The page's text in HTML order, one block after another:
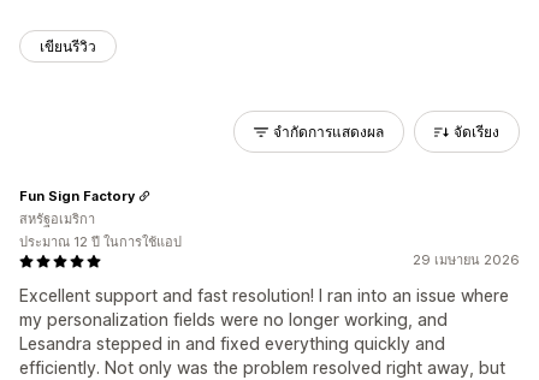
เขียนรีวิว
จำกัดการแสดงผล จัดเรียง
29 เมษายน 2026
Excellent support and fast resolution! I ran into an issue where
my personalization fields were no longer working, and
Lesandra stepped in and fixed everything quickly and
efficiently. Not only was the problem resolved right away, but
Fun Sign Factory
สหรัฐอเมริกา
ประมาณ 12 ปี ในการใช้แอป